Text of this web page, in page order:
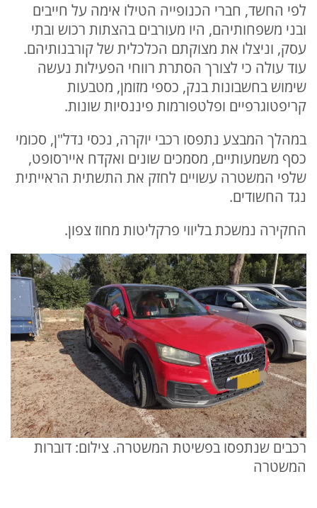
לפי החשד, חברי הכנופייה הטילו אימה על חייבים
ובני משפחותיהם, היו מעורבים בהצתות רכוש ובתי
עסק, וניצלו את מצוקתם הכלכלית של קורבנותיהם.
עוד עולה כי לצורך הסתרת רווחי הפעילות נעשה
שימוש בחשבונות בנק, כספי מזומן, מטבעות
קריפטוגרפיים ופלטפורמות פיננסיות שונות.
במהלך המבצע נתפסו רכבי יוקרה, נכסי נדל"ן, סכומי
כסף משמעותיים, מסמכים שונים ואקדח איירסופט,
שלפי המשטרה עשויים לחזק את התשתית הראייתית
נגד החשודים.
החקירה נמשכת בליווי פרקליטות מחוז צפון.
רכבים שנתפסו בפשיטת המשטרה. צילום: דוברות
המשטרה